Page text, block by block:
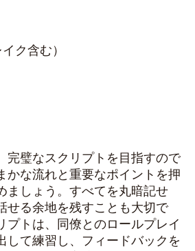
ク含む）
完璧なスクリプトを目指すので
かな流れと重要なポイントを押
ましょう。すべてを丸暗記せ
せる余地を残すことも大切で
プトは、同僚とのロールプレイ
して練習し、フィードバックを